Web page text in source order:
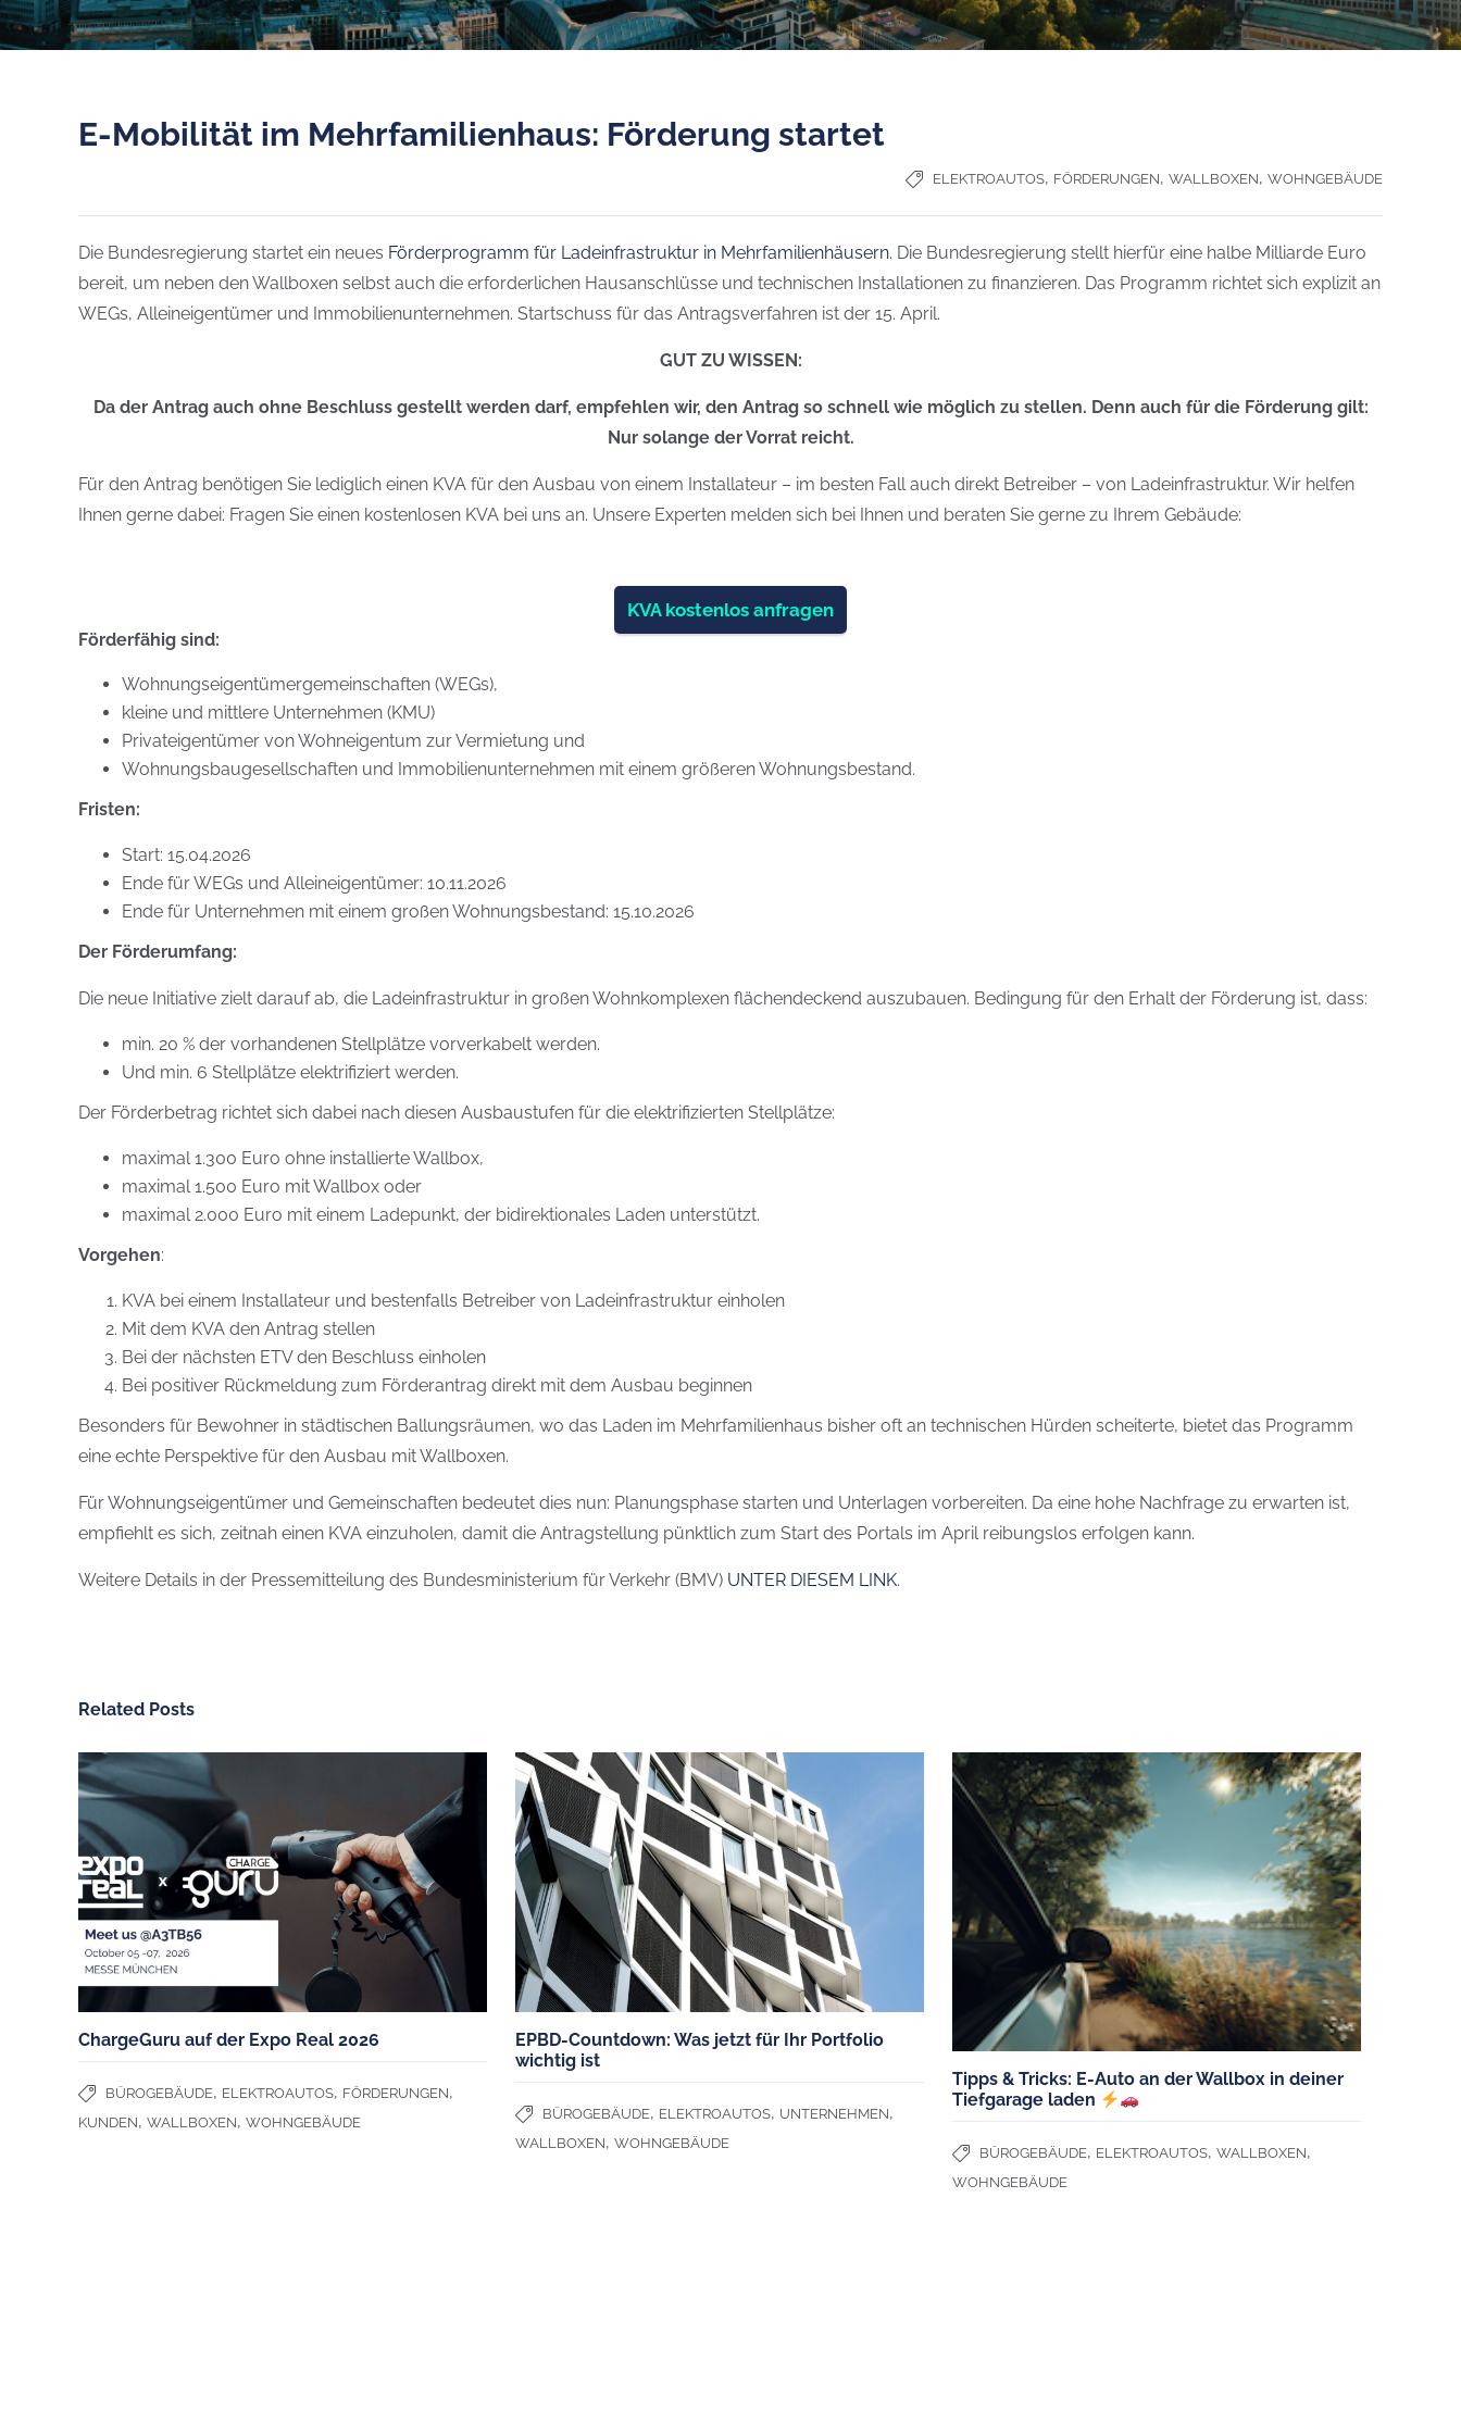
E-Mobilität im Mehrfamilienhaus: Förderung startet
ELEKTROAUTOS, FÖRDERUNGEN, WALLBOXEN, WOHNGEBÄUDE
Die Bundesregierung startet ein neues Förderprogramm für Ladeinfrastruktur in Mehrfamilienhäusern. Die Bundesregierung stellt hierfür eine halbe Milliarde Euro
bereit, um neben den Wallboxen selbst auch die erforderlichen Hausanschlüsse und technischen Installationen zu finanzieren. Das Programm richtet sich explizit an
WEGs, Alleineigentümer und Immobilienunternehmen. Startschuss für das Antragsverfahren ist der 15. April.
GUT ZU WISSEN:
Da der Antrag auch ohne Beschluss gestellt werden darf, empfehlen wir, den Antrag so schnell wie möglich zu stellen. Denn auch für die Förderung gilt:
Nur solange der Vorrat reicht.
Für den Antrag benötigen Sie lediglich einen KVA für den Ausbau von einem Installateur – im besten Fall auch direkt Betreiber – von Ladeinfrastruktur. Wir helfen
Ihnen gerne dabei: Fragen Sie einen kostenlosen KVA bei uns an. Unsere Experten melden sich bei Ihnen und beraten Sie gerne zu Ihrem Gebäude:
KVA kostenlos anfragen
Förderfähig sind:
Wohnungseigentümergemeinschaften (WEGs),
kleine und mittlere Unternehmen (KMU)
Privateigentümer von Wohneigentum zur Vermietung und
Wohnungsbaugesellschaften und Immobilienunternehmen mit einem größeren Wohnungsbestand.
Fristen:
Start: 15.04.2026
Ende für WEGs und Alleineigentümer: 10.11.2026
Ende für Unternehmen mit einem großen Wohnungsbestand: 15.10.2026
Der Förderumfang:
Die neue Initiative zielt darauf ab, die Ladeinfrastruktur in großen Wohnkomplexen flächendeckend auszubauen. Bedingung für den Erhalt der Förderung ist, dass:
min. 20 % der vorhandenen Stellplätze vorverkabelt werden.
Und min. 6 Stellplätze elektrifiziert werden.
Der Förderbetrag richtet sich dabei nach diesen Ausbaustufen für die elektrifizierten Stellplätze:
maximal 1.300 Euro ohne installierte Wallbox,
maximal 1.500 Euro mit Wallbox oder
maximal 2.000 Euro mit einem Ladepunkt, der bidirektionales Laden unterstützt.
Vorgehen:
KVA bei einem Installateur und bestenfalls Betreiber von Ladeinfrastruktur einholen
Mit dem KVA den Antrag stellen
Bei der nächsten ETV den Beschluss einholen
Bei positiver Rückmeldung zum Förderantrag direkt mit dem Ausbau beginnen
Besonders für Bewohner in städtischen Ballungsräumen, wo das Laden im Mehrfamilienhaus bisher oft an technischen Hürden scheiterte, bietet das Programm
eine echte Perspektive für den Ausbau mit Wallboxen.
Für Wohnungseigentümer und Gemeinschaften bedeutet dies nun: Planungsphase starten und Unterlagen vorbereiten. Da eine hohe Nachfrage zu erwarten ist,
empfiehlt es sich, zeitnah einen KVA einzuholen, damit die Antragstellung pünktlich zum Start des Portals im April reibungslos erfolgen kann.
Weitere Details in der Pressemitteilung des Bundesministerium für Verkehr (BMV) UNTER DIESEM LINK.
Related Posts
ChargeGuru auf der Expo Real 2026
BÜROGEBÄUDE, ELEKTROAUTOS, FÖRDERUNGEN,
KUNDEN, WALLBOXEN, WOHNGEBÄUDE
EPBD-Countdown: Was jetzt für Ihr Portfolio
wichtig ist
BÜROGEBÄUDE, ELEKTROAUTOS, UNTERNEHMEN,
WALLBOXEN, WOHNGEBÄUDE
Tipps & Tricks: E-Auto an der Wallbox in deiner
Tiefgarage laden
BÜROGEBÄUDE, ELEKTROAUTOS, WALLBOXEN,
WOHNGEBÄUDE